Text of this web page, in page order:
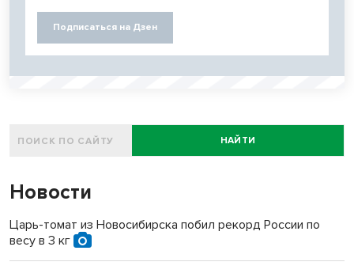
Подписаться на Дзен
НАЙТИ
Новости
Царь-томат из Новосибирска побил рекорд России по
весу в 3 кг